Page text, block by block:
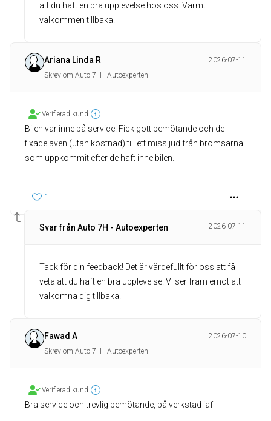
att du haft en bra upplevelse hos oss. Varmt
välkommen tillbaka.
Ariana Linda R
2026-07-11
Skrev om Auto 7H - Autoexperten
Verifierad kund
Bilen var inne på service. Fick gott bemötande och de
fixade även (utan kostnad) till ett missljud från bromsarna
som uppkommit efter de haft inne bilen.
1
Svar från Auto 7H - Autoexperten 2026-07-11
Tack för din feedback! Det är värdefullt för oss att få
veta att du haft en bra upplevelse. Vi ser fram emot att
välkomna dig tillbaka.
Fawad A
2026-07-10
Skrev om Auto 7H - Autoexperten
Verifierad kund
Bra service och trevlig bemötande, på verkstad iaf